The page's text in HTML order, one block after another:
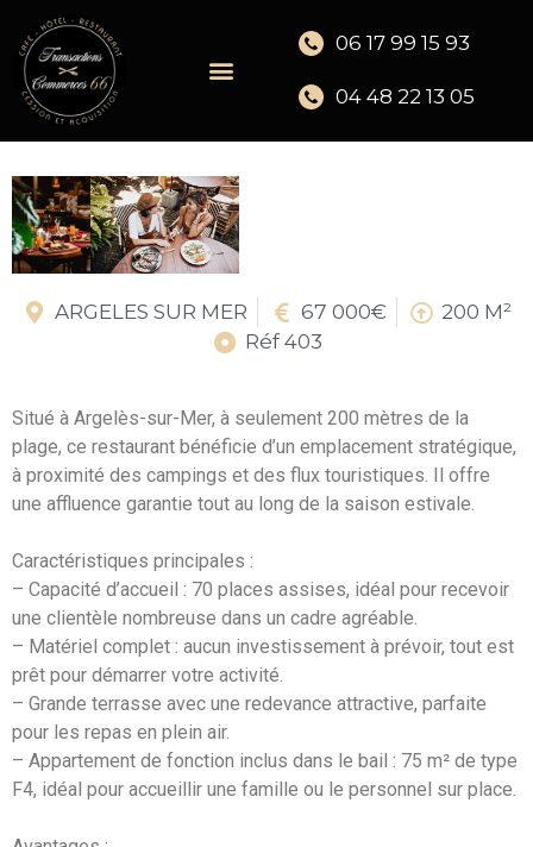
06 17 99 15 93
04 48 22 13 05
ARGELES SUR MER 67 000€
200 M²
Réf 403
Situé à Argelès-sur-Mer, à seulement 200 mètres de la
plage, ce restaurant bénéficie d’un emplacement stratégique,
à proximité des campings et des flux touristiques. Il offre
une affluence garantie tout au long de la saison estivale.
Caractéristiques principales :
– Capacité d’accueil : 70 places assises, idéal pour recevoir
une clientèle nombreuse dans un cadre agréable.
– Matériel complet : aucun investissement à prévoir, tout est
prêt pour démarrer votre activité.
– Grande terrasse avec une redevance attractive, parfaite
pour les repas en plein air.
– Appartement de fonction inclus dans le bail : 75 m² de type
F4, idéal pour accueillir une famille ou le personnel sur place.